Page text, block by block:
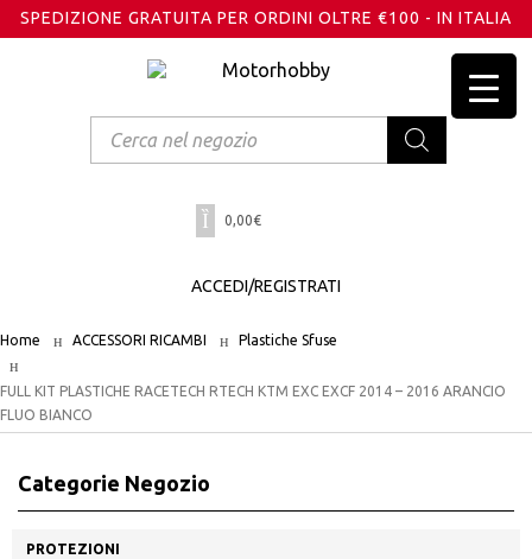
SPEDIZIONE GRATUITA PER ORDINI OLTRE €100 - IN ITALIA
search
0,00€
ACCEDI/REGISTRATI
Home ACCESSORI RICAMBI Plastiche Sfuse
FULL KIT PLASTICHE RACETECH RTECH KTM EXC EXCF 2014 – 2016 ARANCIO
FLUO BIANCO
Categorie Negozio
PROTEZIONI